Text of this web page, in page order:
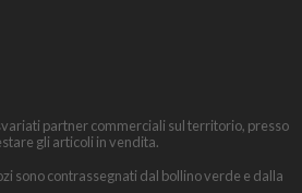
partner commerciali sul territorio, presso
gli articoli in vendita.
sono contrassegnati dal bollino verde e dalla